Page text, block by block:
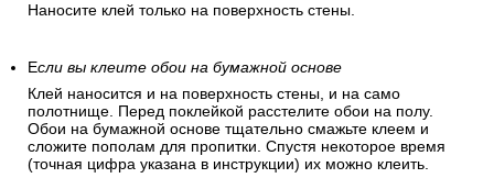
Наносите клей только на поверхность стены.
Если вы клеите обои на бумажной основе
Клей наносится и на поверхность стены, и на само
полотнище. Перед поклейкой расстелите обои на полу.
Обои на бумажной основе тщательно смажьте клеем и
сложите пополам для пропитки. Спустя некоторое время
(точная цифра указана в инструкции) их можно клеить.